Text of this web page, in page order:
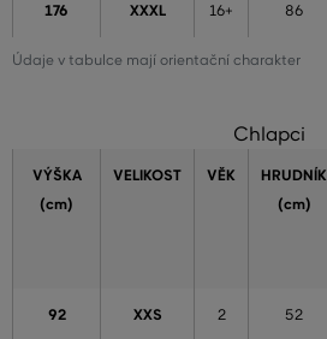
Údaje v tabulce mají orientační charakter
176 XXXL 16+ 86
Chlapci
VÝŠKA
(cm)
VELIKOST VĚK
HRUDNÍK
(cm)
92 XXS 2 52